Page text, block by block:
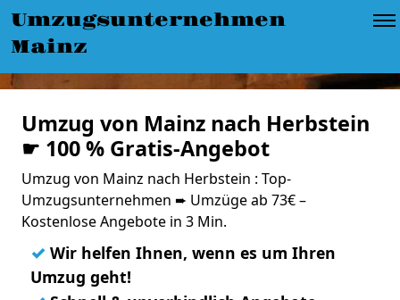
Umzugsunternehmen
Mainz
Umzug von Mainz nach Herbstein
☛ 100 % Gratis-Angebot
Umzug von Mainz nach Herbstein : Top-
Umzugsunternehmen ➨ Umzüge ab 73€ –
Kostenlose Angebote in 3 Min.
✓ Wir helfen Ihnen, wenn es um Ihren
Umzug geht!